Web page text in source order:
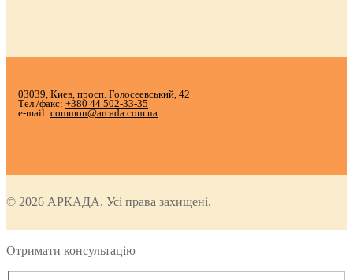
03039, Киев, просп. Голосеевський, 42
Тел./факс: +380 44 502-33-35
e-mail: common@arcada.com.ua
© 2026 АРКАДА. Усі права захищені.
Отримати консультацію